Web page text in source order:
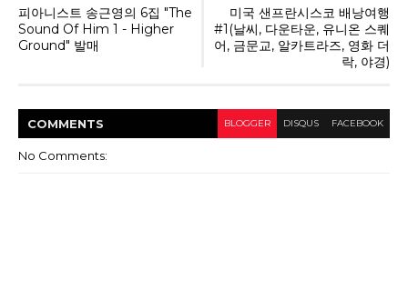
미국 샌프란시스코 배낭여행
#1(날씨, 다운타운, 유니온 스퀘
어, 금문교, 알카트라즈, 영화 더
락, 야경)
피아니스트 송근영의 6집 "The
Sound Of Him 1 - Higher
Ground" 발매
COMMENTS BLOGGER DISQUS FACEBOOK
No Comments: